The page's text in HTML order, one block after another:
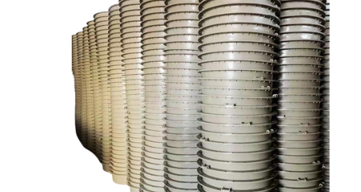
لوازم لوله های پلی پروپیلن